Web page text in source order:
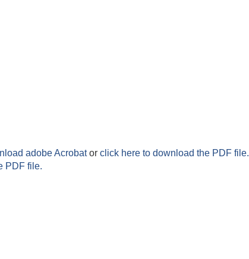
adobe Acrobator click here to download the PDF file.
PDF file.